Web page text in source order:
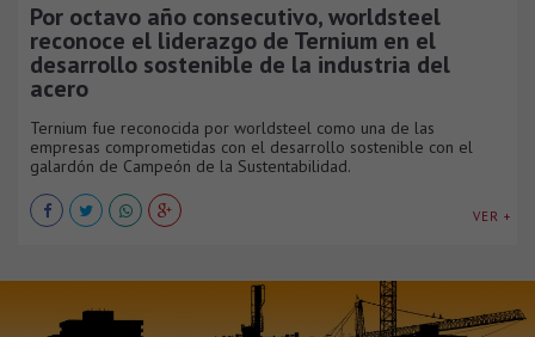
Por octavo año consecutivo, worldsteel
reconoce el liderazgo de Ternium en el
desarrollo sostenible de la industria del
acero
Ternium fue reconocida por worldsteel como una de las
empresas comprometidas con el desarrollo sostenible con el
galardón de Campeón de la Sustentabilidad.
VER +